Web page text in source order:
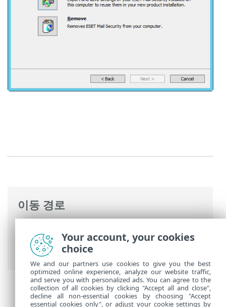
이동 경로
설치/업그레이드>ESET Mail Security 설치
단계> 설정 내보내기 또는 설치 제거
Your account, your cookies
choice
We and our partners use cookies to give you the best
optimized online experience, analyze our website traffic,
and serve you with personalized ads. You can agree to the
collection of all cookies by clicking "Accept all and close",
decline all non-essential cookies by choosing "Accept
essential cookies only", or adjust your cookie settings by